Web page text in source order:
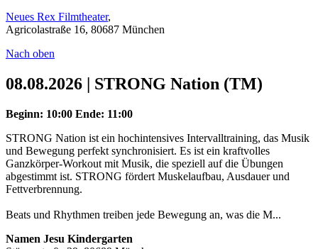
Neues Rex Filmtheater,
Agricolastraße 16, 80687 München
Nach oben
08.08.2026 | STRONG Nation (TM)
Beginn: 10:00 Ende: 11:00
STRONG Nation ist ein hochintensives Intervalltraining, das Musik
und Bewegung perfekt synchronisiert. Es ist ein kraftvolles
Ganzkörper-Workout mit Musik, die speziell auf die Übungen
abgestimmt ist. STRONG fördert Muskelaufbau, Ausdauer und
Fettverbrennung.
Beats und Rhythmen treiben jede Bewegung an, was die M...
Namen Jesu Kindergarten